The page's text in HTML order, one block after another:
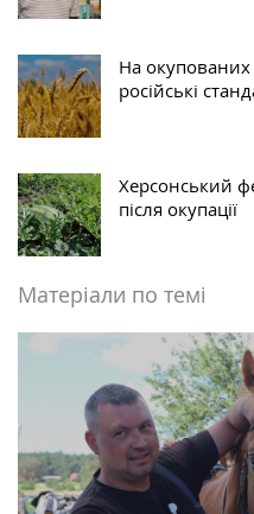
На окупованих
російські
Херсонський
після окупації
Матеріали по темі